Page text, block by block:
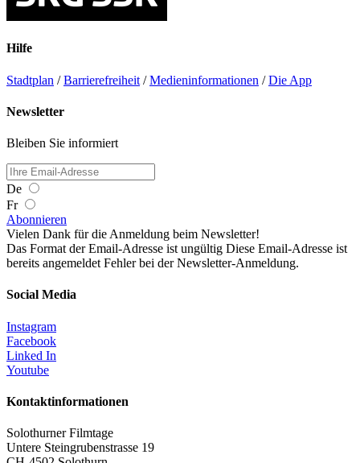
Hilfe
Stadtplan /Barrierefreiheit /Medieninformationen /Die App
Newsletter
Bleiben Sie informiert
De
Fr
Abonnieren
Vielen Dank für die Anmeldung beim Newsletter!
Das Format der Email-Adresse ist ungültig Diese Email-Adresse ist
bereits angemeldet Fehler bei der Newsletter-Anmeldung.
Social Media
Instagram
Facebook
Linked In
Youtube
Kontaktinformationen
Solothurner Filmtage
Untere Steingrubenstrasse 19